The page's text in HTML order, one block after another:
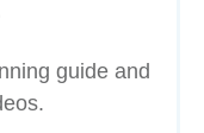
guide and